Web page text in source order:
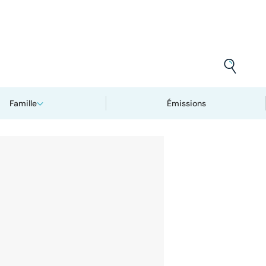
Famille Émissions